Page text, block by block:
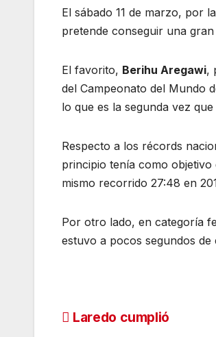
El sábado 11 de marzo, por
pretende conseguir una
El favorito, Berihu Aregawi,
del Campeonato del Mundo
lo que es la segunda vez
Respecto a los récords
principio tenía como
mismo recorrido 27:48 en
Por otro lado, en categoría
estuvo a pocos segundos
Navegación
Laredo cumplió